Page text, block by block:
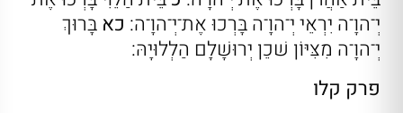
יְ־הוָ־ה יִרְאֵי יְ־הוָ־ה בָּרְכוּ אֶת־יְ־הוָ־ה: כא בָּרוּךְ
יְ־הוָ־ה מִצִּיּוֹן שׁכֵן יְרוּשָׁלָם הַלְלוּיָהּ:
פרק קלו